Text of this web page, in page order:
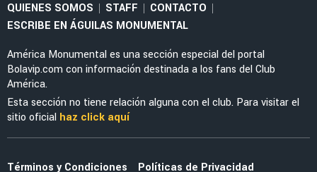
Dagoberto Espinoza se echa en contra a la
afición del América por lanzar indirecta a
Jardine